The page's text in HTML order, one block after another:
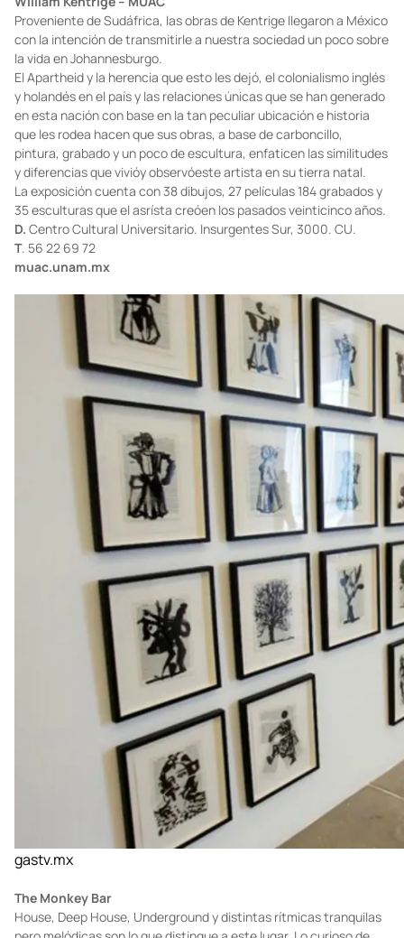
elgourmetmexico.com.mx
William Kentrige – MUAC
Proveniente de Sudáfrica, las obras de Kentrige llegaron a México
con la intención de transmitirle a nuestra sociedad un poco sobre
la vida en Johannesburgo.
El Apartheid y la herencia que esto les dejó, el colonialismo inglés
y holandés en el país y las relaciones únicas que se han generado
en esta nación con base en la tan peculiar ubicación e historia
que les rodea hacen que sus obras, a base de carboncillo,
pintura, grabado y un poco de escultura, enfaticen las similitudes
y diferencias que vivióy observóeste artista en su tierra natal.
35 esculturas que el asrísta creóen los pasados veinticinco años.
Centro Cultural Universitario. Insurgentes Sur, 3000. CU.
. 56 22 69 72
muac.unam.mx